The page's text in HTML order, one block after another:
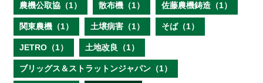
農機公取協（1） 散布機（1） 佐藤農機鋳造（1）
関東農機（1） 土壌病害（1） そば（1）
JETRO（1） 土地改良（1）
ブリッグス＆ストラットンジャパン（1）